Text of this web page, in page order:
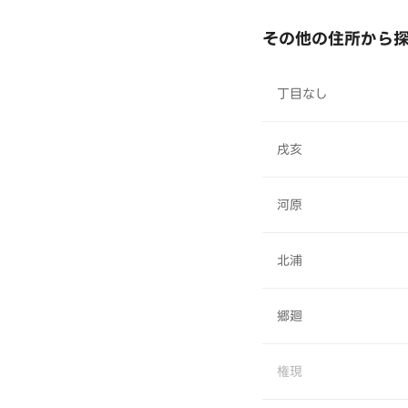
その他の住所から
丁目なし
戌亥
河原
北浦
郷廻
権現